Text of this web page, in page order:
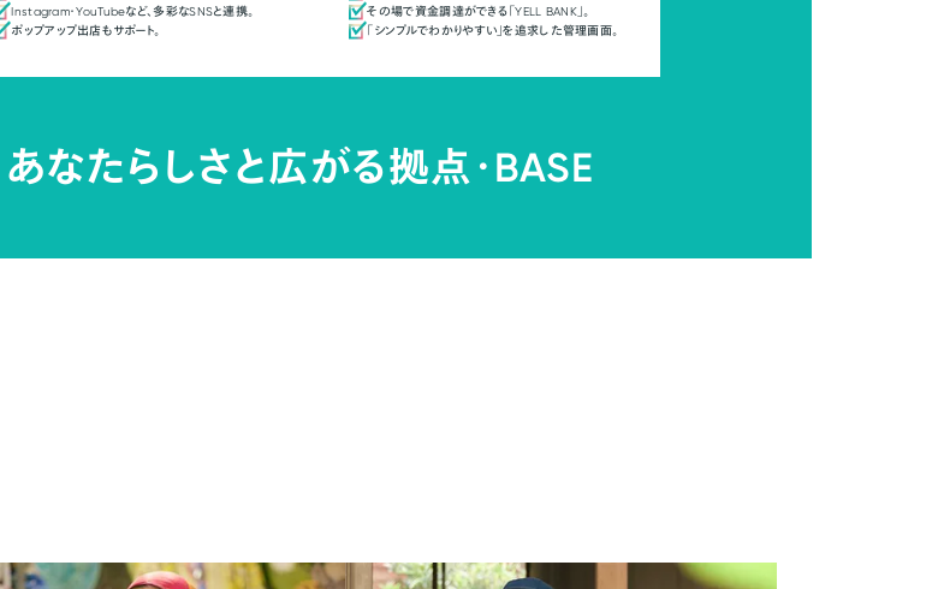
Instagram・YouTubeなど、多彩なSNSと連携。
ポップアップ出店もサポート。
その場で資金調達ができる「YELL BANK」。
「シンプルでわかりやすい」を追求した管理画面。
あなたらしさと広がる拠点・BASE